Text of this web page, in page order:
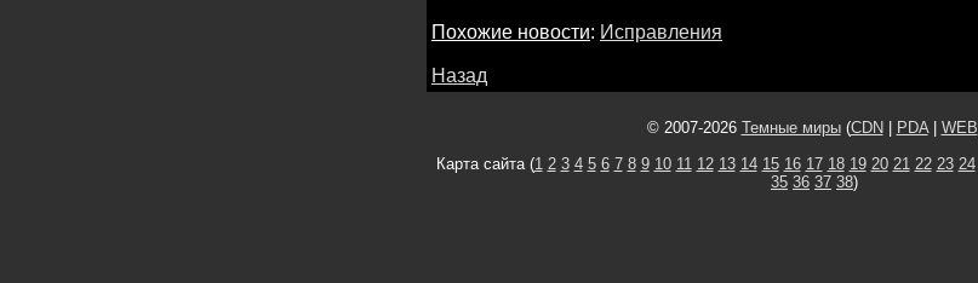
Похожие новости: Исправления
Назад
© 2007-2026 Темные миры(CDN PDA| WEB
Карта сайта (1 2 3 4 5 6 7 8 9 10 11 12 13 14 15 16 17 18 19 20 21 22 23 24
35 36 37 38)